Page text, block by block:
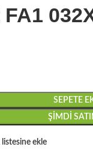
SEPETE
ŞIMDI
listesine ekle